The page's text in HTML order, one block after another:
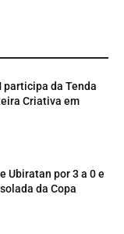
participa da Tenda
Criativa em
Ubiratan por 3 a 0 e
da Copa